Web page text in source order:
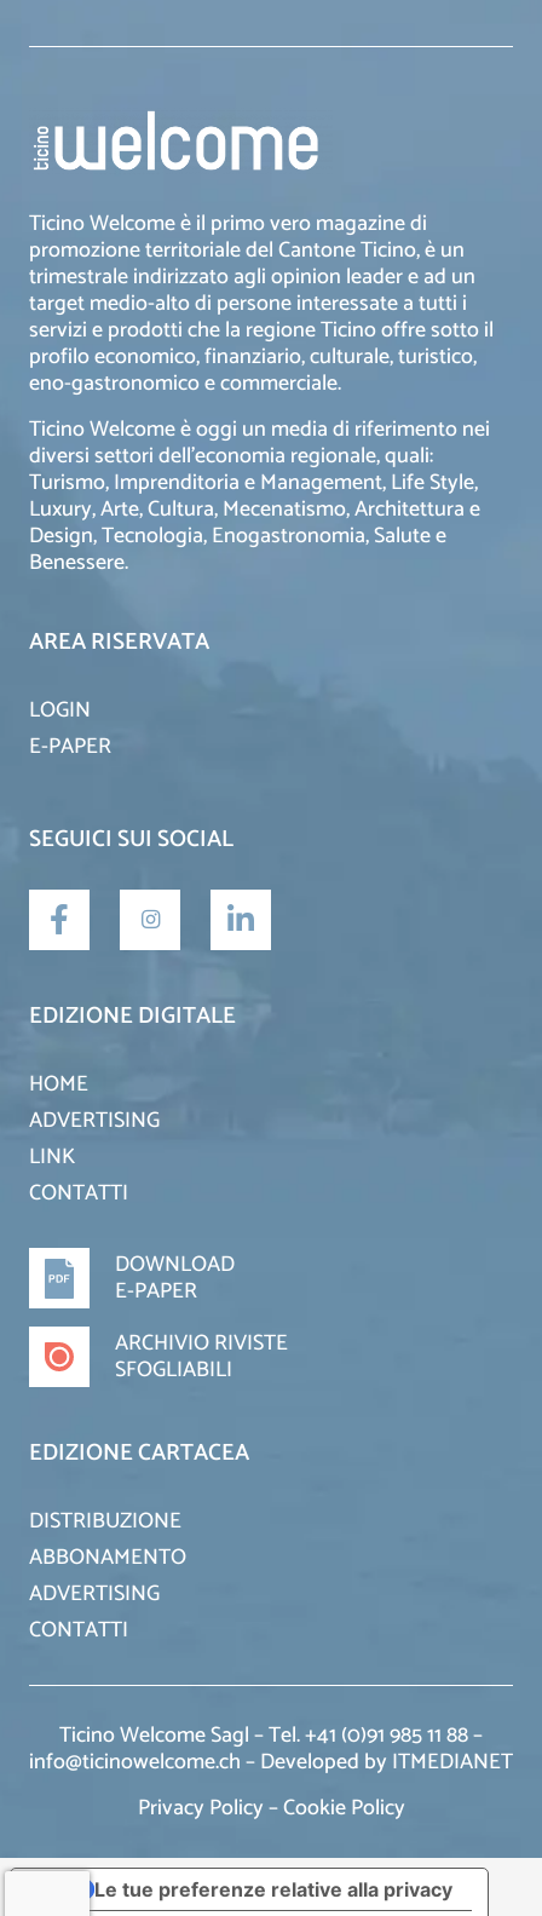
Ticino Welcome è il primo vero magazine di
promozione territoriale del Cantone Ticino, è un
trimestrale indirizzato agli opinion leader e ad un
target medio-alto di persone interessate a tutti i
servizi e prodotti che la regione Ticino offre sotto il
profilo economico, finanziario, culturale, turistico,
eno-gastronomico e commerciale.
Ticino Welcome è oggi un media di riferimento nei
diversi settori dell’economia regionale, quali:
Turismo, Imprenditoria e Management, Life Style,
Luxury, Arte, Cultura, Mecenatismo, Architettura e
Design, Tecnologia, Enogastronomia, Salute e
Benessere.
AREA RISERVATA
LOGIN
E-PAPER
SEGUICI SUI SOCIAL
EDIZIONE DIGITALE
HOME
ADVERTISING
LINK
CONTATTI
DOWNLOAD
E-PAPER
ARCHIVIO RIVISTE
SFOGLIABILI
EDIZIONE CARTACEA
DISTRIBUZIONE
ABBONAMENTO
ADVERTISING
CONTATTI
Ticino Welcome Sagl – Tel. +41 (0)91 985 11 88 –
info@ticinowelcome.ch –Developed by ITMEDIANET
Privacy Policy–Cookie Policy
Le tue preferenze relative alla privacy